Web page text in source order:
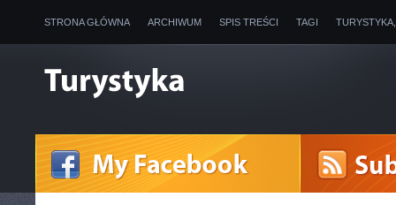
STRONA GŁÓWNA ARCHIWUM SPIS TREŚCI TAGI